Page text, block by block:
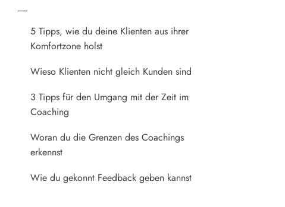
5 Tipps, wie du deine Klienten aus ihrer
Komfortzone holst
Wieso Klienten nicht gleich Kunden sind
3 Tipps für den Umgang mit der Zeit im
Coaching
Woran du die Grenzen des Coachings
erkennst
Wie du gekonnt Feedback geben kannst